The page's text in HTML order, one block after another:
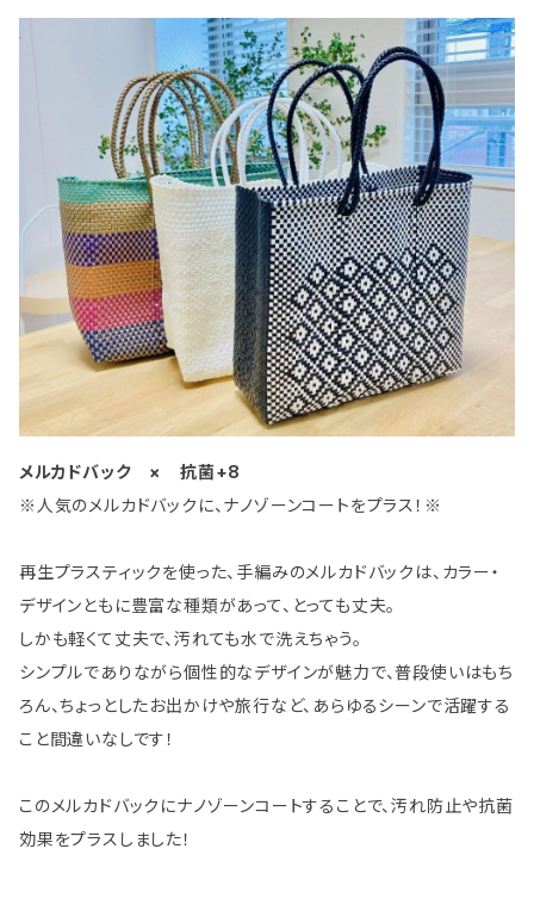
メルカドバック × 抗菌+8
※人気のメルカドバックに、ナノゾーンコートをプラス！※
再生プラスティックを使った、手編みのメルカドバックは、カラー・
デザインともに豊富な種類があって、とっても丈夫。
しかも軽くて丈夫で、汚れても水で洗えちゃう。
シンプルでありながら個性的なデザインが魅力で、普段使いはもち
ろん、ちょっとしたお出かけや旅行など、あらゆるシーンで活躍する
こと間違いなしです！
このメルカドバックにナノゾーンコートすることで、汚れ防止や抗菌
効果をプラスしました！